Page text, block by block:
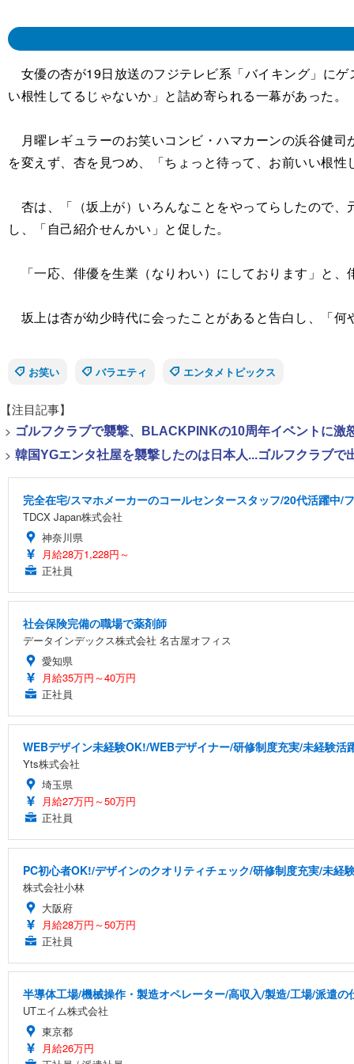
女優の杏が19日放送のフジテレビ系「バイキング」に
い根性してるじゃないか」と詰め寄られる一幕があった。
月曜レギュラーのお笑いコンビ・ハマカーンの浜谷健
を変えず、杏を見つめ、「ちょっと待って、お前いい根性
杏は、「（坂上が）いろんなことをやってらしたので
し、「自己紹介せんかい」と促した。
「一応、俳優を生業（なりわい）にしております」と、
坂上は杏が幼少時代に会ったことがあると告白し、「何
お笑い
バラエティ エンタメトピックス
【注目記事】
> ゴルフクラブで襲撃、BLACKPINKの10周年イベントに激
> 韓国YGエンタ社屋を襲撃したのは日本人...ゴルフクラブ
完全在宅/スマホメーカーのコールセンタースタッフ/20代活躍中/
TDCX Japan株式会社
神奈川県
月給28万1,228円～
正社員
社会保険完備の職場で薬剤師
データインデックス株式会社 名古屋オフィス
愛知県
月給35万円～40万円
正社員
WEBデザイン未経験OK!/WEBデザイナー/研修制度充実/未経験活
Yts株式会社
埼玉県
月給27万円～50万円
正社員
PC初心者OK!/デザインのクオリティチェック/研修制度充実/未経
株式会社小林
大阪府
月給28万円～50万円
正社員
半導体工場/機械操作・製造オペレーター/高収入/製造/工場/派遣の
UTエイム株式会社
東京都
月給26万円